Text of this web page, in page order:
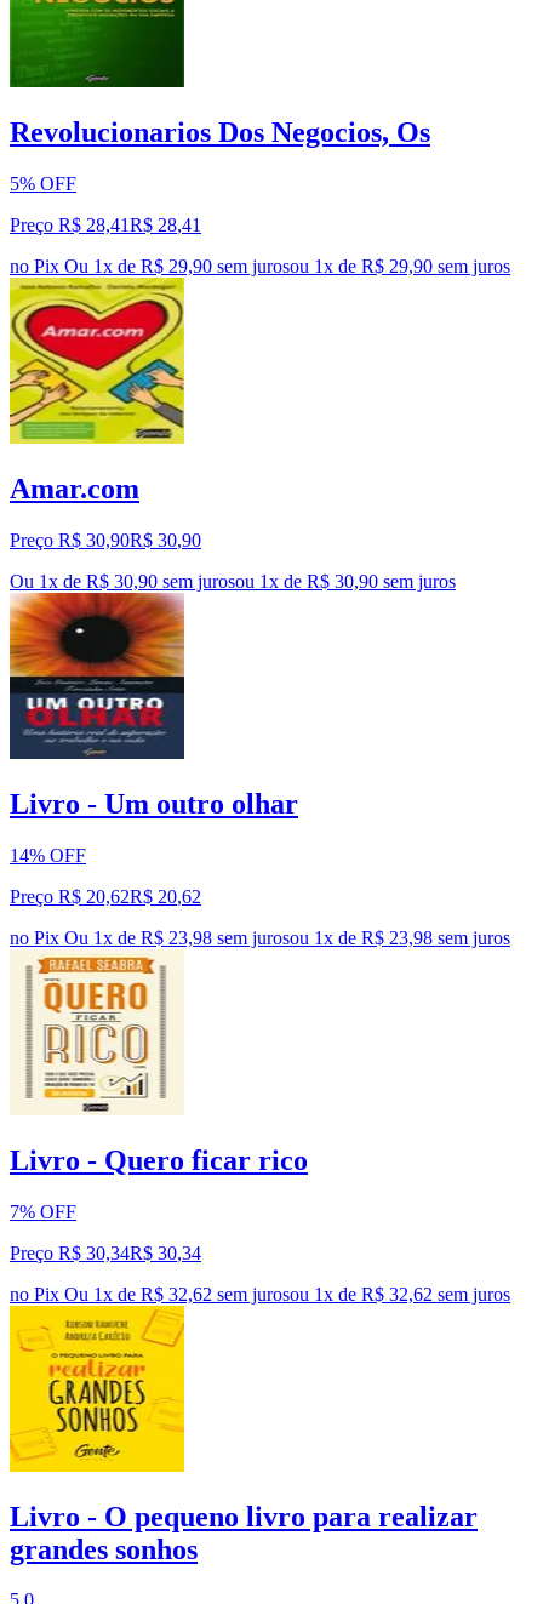
Revolucionarios Dos Negocios, Os
5% OFF
Preço R$ 28,41R$ 28,41
no Pix Ou 1x de R$ 29,90 sem jurosou 1x de R$ 29,90 sem juros
Amar.com
Preço R$ 30,90R$ 30,90
Ou 1x de R$ 30,90 sem jurosou 1x de R$ 30,90 sem juros
Livro - Um outro olhar
14% OFF
Preço R$ 20,62R$ 20,62
no Pix Ou 1x de R$ 23,98 sem jurosou 1x de R$ 23,98 sem juros
Livro - Quero ficar rico
7% OFF
Preço R$ 30,34R$ 30,34
no Pix Ou 1x de R$ 32,62 sem jurosou 1x de R$ 32,62 sem juros
Livro - O pequeno livro para realizar
grandes sonhos